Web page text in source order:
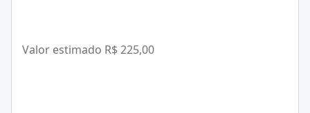
Valor estimado R$ 225,00